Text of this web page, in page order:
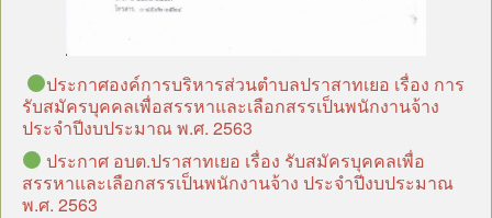
ประกาศองค์การบริหารส่วนตำบลปราสาทเยอ เรื่อง การ
รับสมัครบุคคลเพื่อสรรหาและเลือกสรรเป็นพนักงานจ้าง
ประจำปีงบประมาณ พ.ศ. 2563
ประกาศ อบต.ปราสาทเยอ เรื่อง รับสมัครบุคคลเพื่อ
สรรหาและเลือกสรรเป็นพนักงานจ้าง ประจำปีงบประมาณ
พ.ศ. 2563